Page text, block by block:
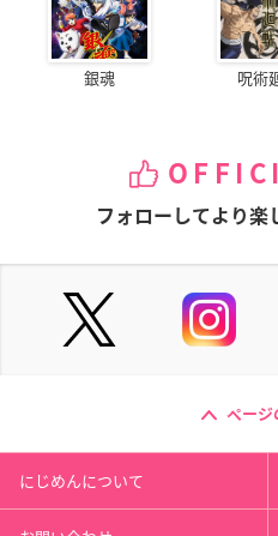
銀魂 呪術
フォローしてより楽
ページ
にじめんについて